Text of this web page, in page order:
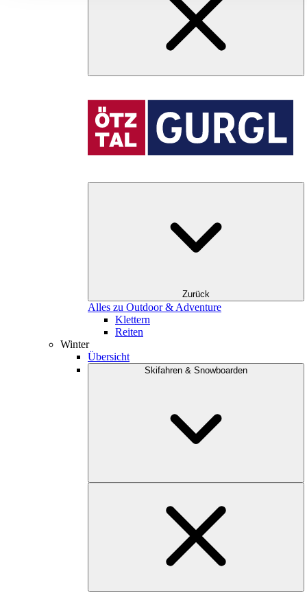
Zurück
Alles zu Outdoor & Adventure
Klettern
Reiten
Winter
Übersicht
Skifahren & Snowboarden